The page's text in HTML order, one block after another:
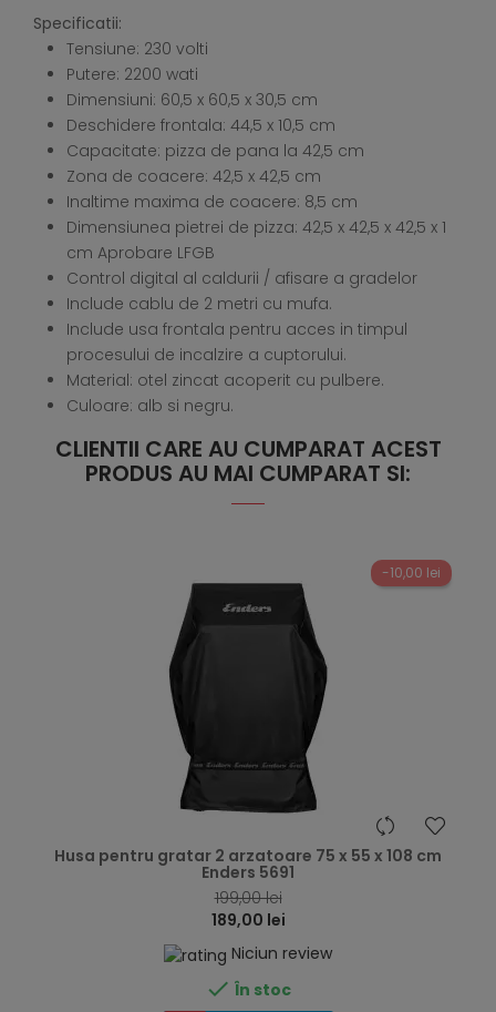
Specificatii:
Tensiune: 230 volti
Putere: 2200 wati
Dimensiuni: 60,5 x 60,5 x 30,5 cm
Deschidere frontala: 44,5 x 10,5 cm
Capacitate: pizza de pana la 42,5 cm
Zona de coacere: 42,5 x 42,5 cm
Inaltime maxima de coacere: 8,5 cm
Dimensiunea pietrei de pizza: 42,5 x 42,5 x 42,5 x 1
cm Aprobare LFGB
Control digital al caldurii / afisare a gradelor
Include cablu de 2 metri cu mufa.
Include usa frontala pentru acces in timpul
procesului de incalzire a cuptorului.
Material: otel zincat acoperit cu pulbere.
Culoare: alb si negru.
CLIENTII CARE AU CUMPARAT ACEST
PRODUS AU MAI CUMPARAT SI:
-10,00 lei
Husa pentru gratar 2 arzatoare 75 x 55 x 108 cm
Enders 5691
199,00 lei
189,00 lei
Niciun review
 În stoc